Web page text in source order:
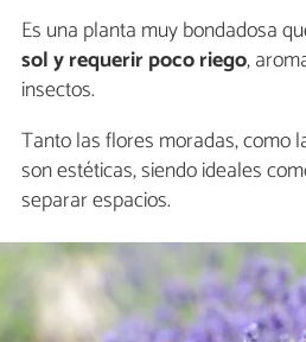
Es una planta muy bondadosa
sol y requerir poco riego,
insectos.
Tanto las flores moradas, como
son estéticas, siendo ideales
separar espacios.